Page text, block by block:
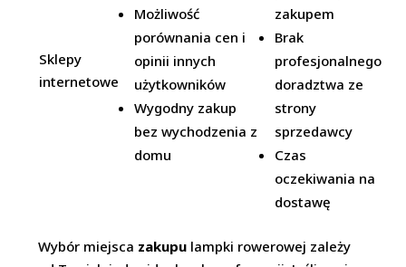
Sklepy
internetowe
Możliwość
porównania cen i
opinii innych
użytkowników
Wygodny zakup
bez wychodzenia z
domu
zakupem
Brak
profesjonalnego
doradztwa ze
strony
sprzedawcy
Czas
oczekiwania na
dostawę
Wybór miejsca zakupu lampki rowerowej zależy